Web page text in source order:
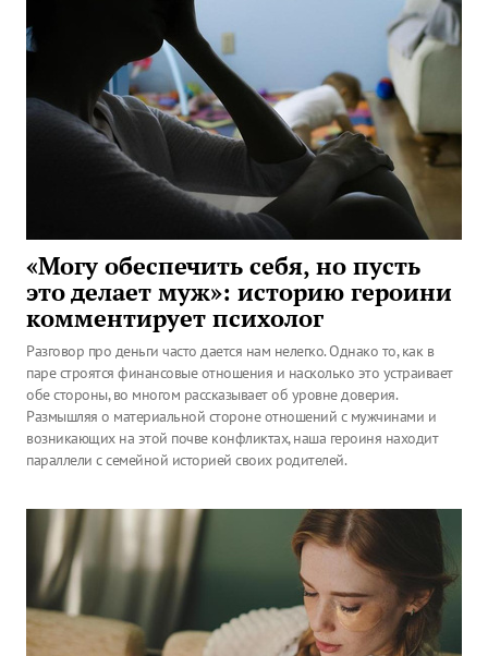
«Могу обеспечить себя, но пусть
это делает муж»: историю героини
комментирует психолог
Разговор про деньги часто дается нам нелегко. Однако то, как в
паре строятся финансовые отношения и насколько это устраивает
обе стороны, во многом рассказывает об уровне доверия.
Размышляя о материальной стороне отношений с мужчинами и
возникающих на этой почве конфликтах, наша героиня находит
параллели с семейной историей своих родителей.